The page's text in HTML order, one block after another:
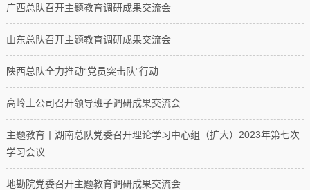
广西总队召开主题教育调研成果交流会
山东总队召开主题教育调研成果交流会
陕西总队全力推动“党员突击队”行动
高岭土公司召开领导班子调研成果交流会
主题教育丨湖南总队党委召开理论学习中心组（扩大）2023年第七次
学习会议
地勘院党委召开主题教育调研成果交流会